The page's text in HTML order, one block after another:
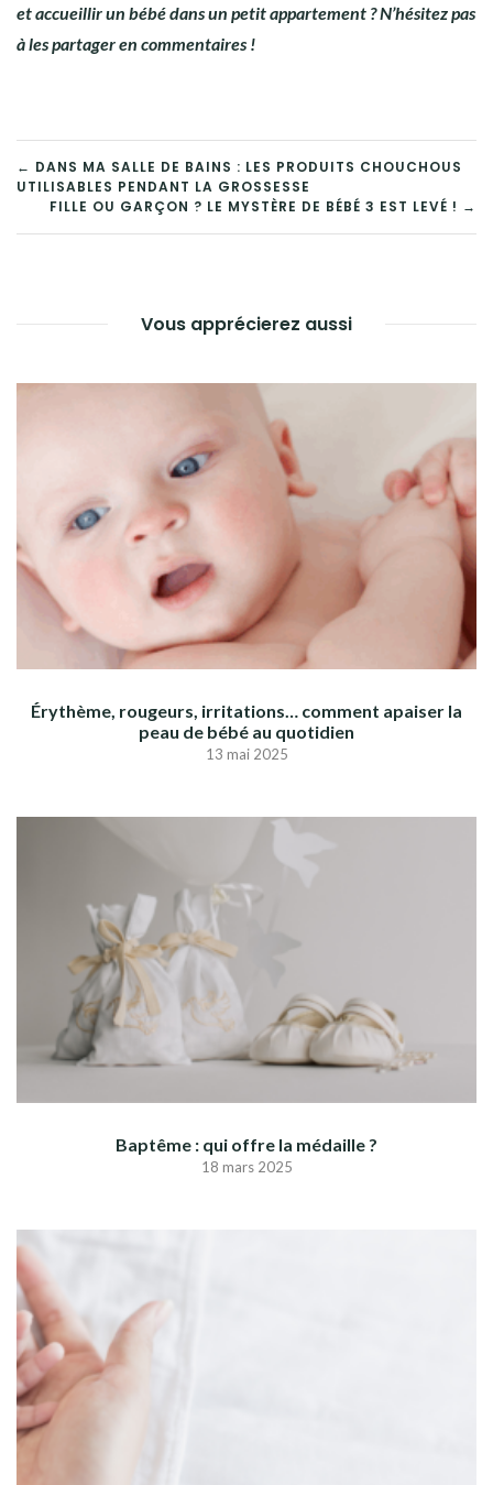
et accueillir un bébé dans un petit appartement ? N’hésitez pas
à les partager en commentaires !
← DANS MA SALLE DE BAINS : LES PRODUITS CHOUCHOUS
UTILISABLES PENDANT LA GROSSESSE
FILLE OU GARÇON ? LE MYSTÈRE DE BÉBÉ 3 EST LEVÉ ! →
Vous apprécierez aussi
Érythème, rougeurs, irritations… comment apaiser la
peau de bébé au quotidien
13 mai 2025
Baptême : qui offre la médaille ?
18 mars 2025